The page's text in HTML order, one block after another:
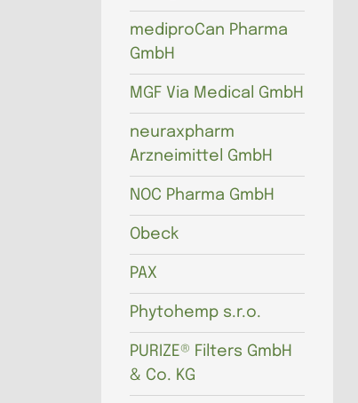
mediproCan Pharma
GmbH
MGF Via Medical GmbH
neuraxpharm
Arzneimittel GmbH
NOC Pharma GmbH
Obeck
PAX
Phytohemp s.r.o.
PURIZE® Filters GmbH
& Co. KG